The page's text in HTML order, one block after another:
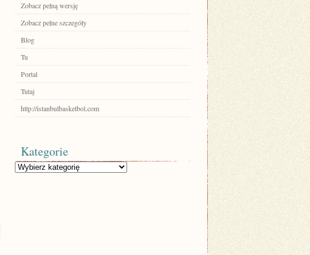
Zobacz pełną wersję
Zobacz pełne szczegóły
Blog
Tu
Portal
Tutaj
http://istanbulbasketbol.com
Kategorie
Kategorie